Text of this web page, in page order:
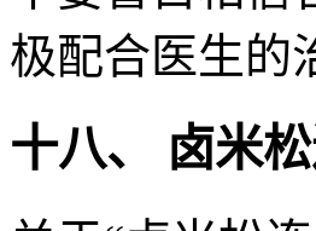
极配合医生的
十八、 卤米